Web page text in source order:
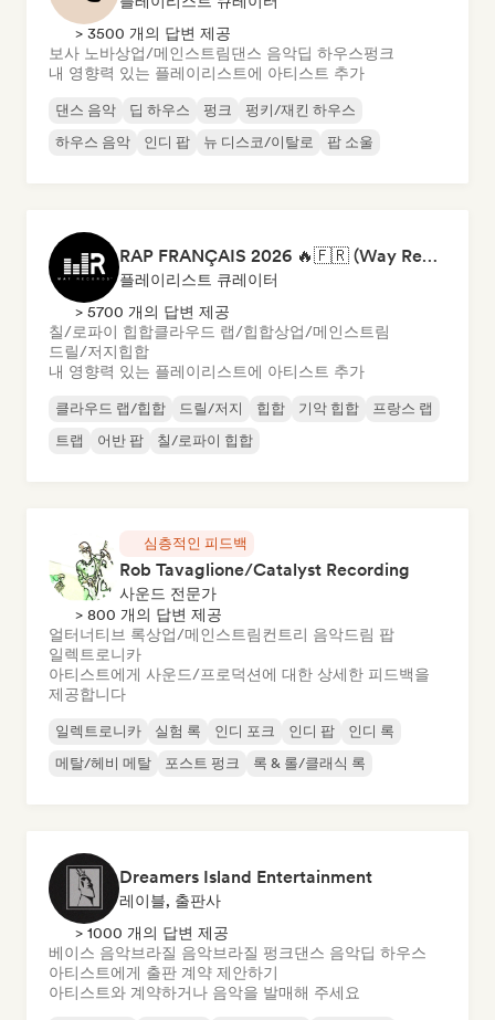
> 3500 개의 답변 제공
보사 노바상업/메인스트림댄스 음악딥 하우스펑크
내 영향력 있는 플레이리스트에 아티스트 추가
댄스 음악 딥 하우스 펑크
펑키/재킨 하우스
하우스 음악
인디 팝 뉴 디스코/이탈로 팝 소울
RAP FRANÇAIS 2026 🔥🇫🇷 (Way Records)
플레이리스트 큐레이터
> 5700 개의 답변 제공
칠/로파이 힙합클라우드 랩/힙합상업/메인스트림
드릴/저지힙합
내 영향력 있는 플레이리스트에 아티스트 추가
클라우드 랩/힙합 드릴/저지 힙합 기악 힙합
프랑스 랩
트랩
어반 팝 칠/로파이 힙합
심층적인 피드백
Rob Tavaglione/Catalyst Recording
사운드 전문가
> 800 개의 답변 제공
얼터너티브 록상업/메인스트림컨트리 음악드림 팝
일렉트로니카
아티스트에게 사운드/프로덕션에 대한 상세한 피드백을
제공합니다
일렉트로니카 실험 록 인디 포크 인디 팝
인디 록
메탈/헤비 메탈
포스트 펑크 록 & 롤/클래식 록
Dreamers Island Entertainment
레이블, 출판사
> 1000 개의 답변 제공
베이스 음악브라질 음악브라질 펑크댄스 음악딥 하우스
아티스트에게 출판 계약 제안하기
아티스트와 계약하거나 음악을 발매해 주세요